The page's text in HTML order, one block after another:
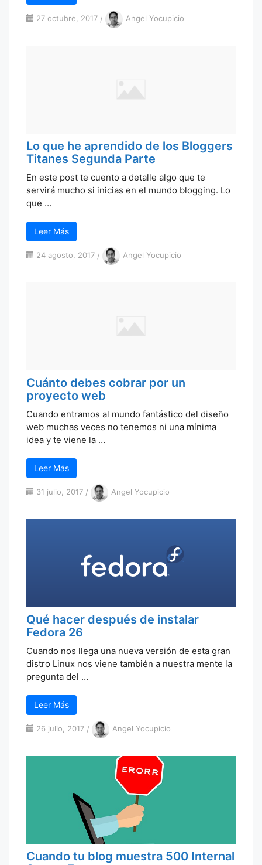
27 octubre, 2017 / Angel Yocupicio
Lo que he aprendido de los Bloggers
Titanes Segunda Parte
En este post te cuento a detalle algo que te
servirá mucho si inicias en el mundo blogging. Lo
que …
Leer Más
24 agosto, 2017 / Angel Yocupicio
Cuánto debes cobrar por un
proyecto web
Cuando entramos al mundo fantástico del diseño
web muchas veces no tenemos ni una mínima
idea y te viene la …
Leer Más
31 julio, 2017 / Angel Yocupicio
Qué hacer después de instalar
Fedora 26
Cuando nos llega una nueva versión de esta gran
distro Linux nos viene también a nuestra mente la
pregunta del …
Leer Más
26 julio, 2017 / Angel Yocupicio
Cuando tu blog muestra 500 Internal